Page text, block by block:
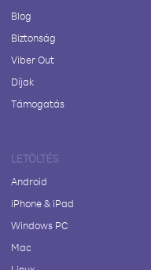
Blog
Biztonság
Viber Out
Díjak
Támogatás
LETÖLTÉS
Android
iPhone & iPad
Windows PC
Mac